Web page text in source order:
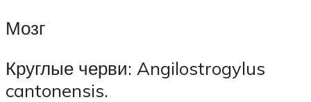
Мозг
Круглые черви: Angilostrogylus
cantonensis.